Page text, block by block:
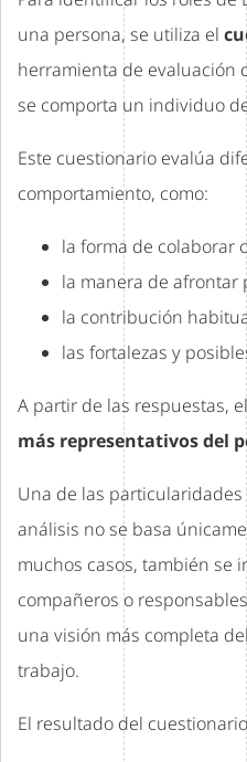
una persona, se utiliza el
herramienta de evaluación
se comporta un individuo
Este cuestionario evalúa
comportamiento, como:
la forma de colaborar
la manera de afrontar
la contribución
las fortalezas y
A partir de las respuestas,
más representativos del
Una de las
análisis no se basa
muchos casos, también se
compañeros o
una visión más completa
trabajo.
El resultado del